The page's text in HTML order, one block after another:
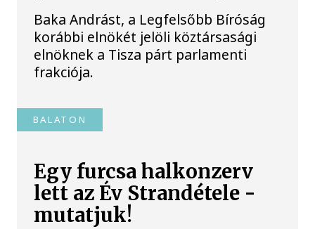
Baka Andrást, a Legfelsőbb Bíróság
korábbi elnökét jelöli köztársasági
elnöknek a Tisza párt parlamenti
frakciója.
BALATON
Egy furcsa halkonzerv
lett az Év Strandétele -
mutatjuk!